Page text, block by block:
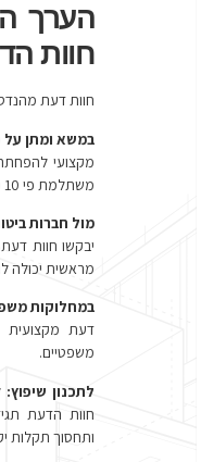
הערך
חוות
חוות דעת
במשא ומתן על
מקצועי
משתלמת פי 10 מההפחתה שמצליחים להשיג.
מול חברות
יבקשו חוות
מראשית יכולה
במחלוקות
דעת מקצועית
משפטיים.
לתכנון שיפוץ:
חוות הדעת
ותחסוך תקלות